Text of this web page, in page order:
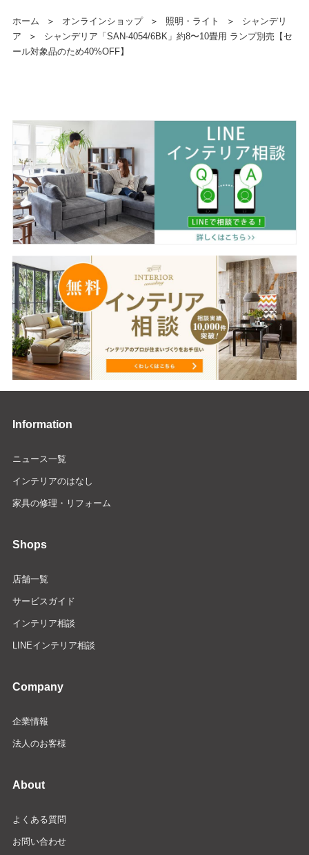
ホーム ＞ オンラインショップ ＞ 照明・ライト ＞
シャンデリ
ア
＞
シャンデリア「SAN-4054/6BK」約8〜10畳用 ランプ別売【セ
ール対象品のため40%OFF】
Information
ニュース一覧
インテリアのはなし
家具の修理・リフォーム
Shops
店舗一覧
サービスガイド
インテリア相談
LINEインテリア相談
Company
企業情報
法人のお客様
About
よくある質問
お問い合わせ